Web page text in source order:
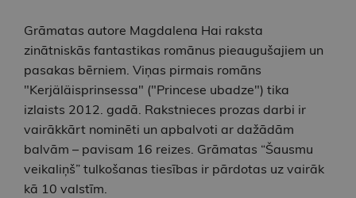
Grāmatas autore Magdalena Hai raksta
zinātniskās fantastikas romānus pieaugušajiem un
pasakas bērniem. Viņas pirmais romāns
"Kerjäläisprinsessa" ("Princese ubadze") tika
izlaists 2012. gadā. Rakstnieces prozas darbi ir
vairākkārt nominēti un apbalvoti ar dažādām
balvām – pavisam 16 reizes. Grāmatas “Šausmu
veikaliņš” tulkošanas tiesības ir pārdotas uz vairāk
kā 10 valstīm.